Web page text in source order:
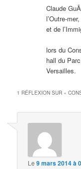
Claude
l’Outre-
et de
lors du
hall du
Versailles.
1 RÉFLEXION SUR «
Le9 mars 2014 à